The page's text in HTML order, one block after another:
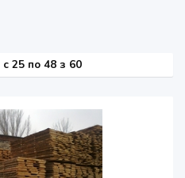
c 25 по 48 з 60